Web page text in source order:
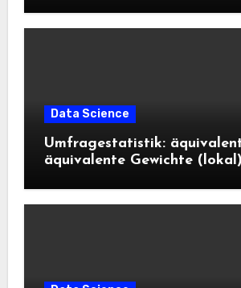
Data Science
Umfragestatistik:
äquivalente Gewichte (lokal)